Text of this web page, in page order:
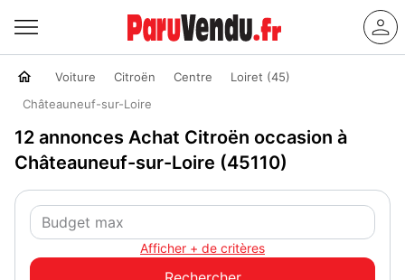
Voiture Citroën Centre
Loiret (45)
Châteauneuf-sur-Loire
12 annonces Achat Citroën occasion à
Châteauneuf-sur-Loire (45110)
Afficher + de critères